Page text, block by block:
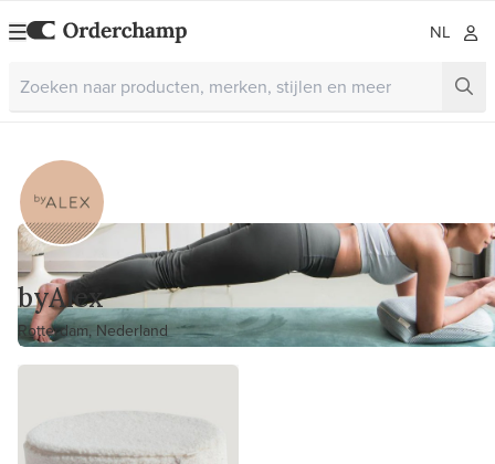
NL
byAlex
Rotterdam, Nederland